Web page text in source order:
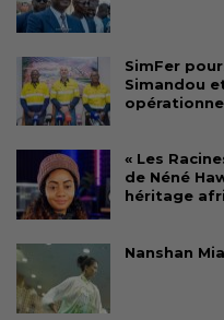
SimFer
Simandou
« Les
de Néné
héritage
Nanshan